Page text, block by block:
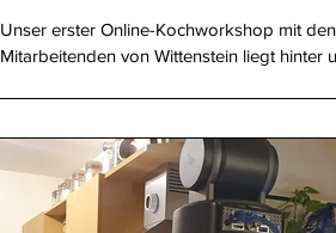
Unser erster Online-Kochworkshop mit den
Mitarbeitenden von Wittenstein liegt hinter